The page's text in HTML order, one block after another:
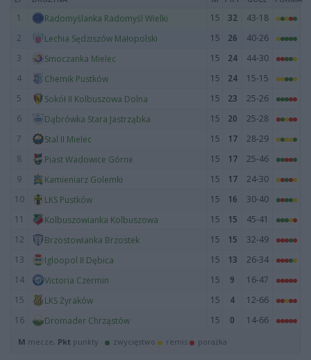
1 Radomyślanka Radomyśl Wielki 15 32
43-18
2
Lechia Sędziszów Małopolski 15 26
40-26
3
Smoczanka Mielec 15 24
44-30
4
Chemik Pustków 15 24
15-15
5
Sokół II Kolbuszowa Dolna 15 23
25-26
6
Dąbrówka Stara Jastrząbka 15 20
25-28
7
Stal II Mielec 15 17
28-29
8
Piast Wadowice Górne 15 17
25-46
9
Kamieniarz Golemki 15 17
24-30
10
LKS Pustków 15 16
30-40
11
Kolbuszowianka Kolbuszowa 15 15
45-41
12
Brzostowianka Brzostek 15 15
32-49
13
Igloopol II Dębica 15 13
26-34
14
Victoria Czermin 15 9
16-47
15
LKS Żyraków 15 4
12-66
16
Dromader Chrząstów 15 0 14-66
M mecze, Pkt punkty · zwycięstwo remis porażka